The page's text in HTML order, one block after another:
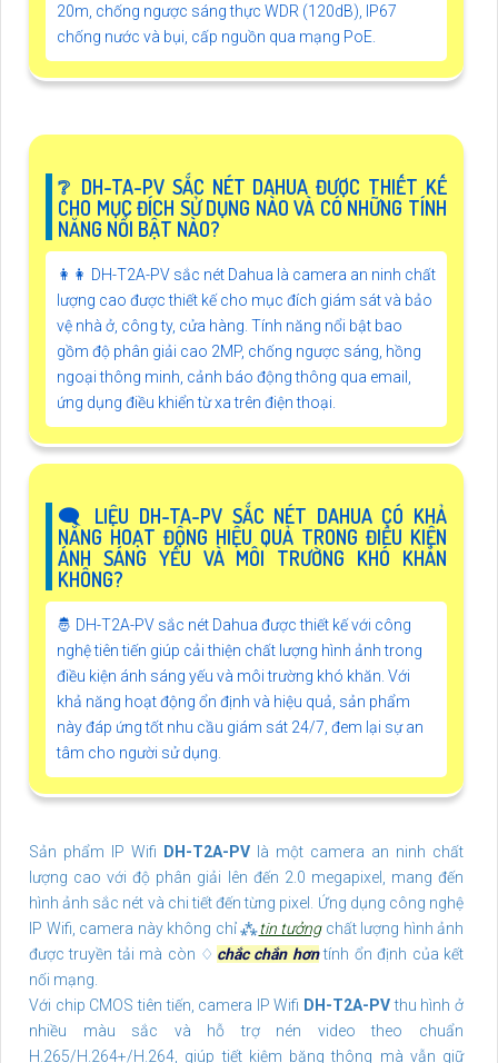
20m, chống ngược sáng thực WDR (120dB), IP67
chống nước và bụi, cấp nguồn qua mạng PoE.
❔ DH-TA-PV SẮC NÉT DAHUA ĐƯỢC THIẾT KẾ
CHO MỤC ĐÍCH SỬ DỤNG NÀO VÀ CÓ NHỮNG TÍNH
NĂNG NỔI BẬT NÀO?
️👩‍👩 DH-T2A-PV sắc nét Dahua là camera an ninh chất
lượng cao được thiết kế cho mục đích giám sát và bảo
vệ nhà ở, công ty, cửa hàng. Tính năng nổi bật bao
gồm độ phân giải cao 2MP, chống ngược sáng, hồng
ngoại thông minh, cảnh báo động thông qua email,
ứng dụng điều khiển từ xa trên điện thoại.
🗨️ LIỆU DH-TA-PV SẮC NÉT DAHUA CÓ KHẢ
NĂNG HOẠT ĐỘNG HIỆU QUẢ TRONG ĐIỀU KIỆN
ÁNH SÁNG YẾU VÀ MÔI TRƯỜNG KHÓ KHĂN
KHÔNG?
🤴 DH-T2A-PV sắc nét Dahua được thiết kế với công
nghệ tiên tiến giúp cải thiện chất lượng hình ảnh trong
điều kiện ánh sáng yếu và môi trường khó khăn. Với
khả năng hoạt động ổn định và hiệu quả, sản phẩm
này đáp ứng tốt nhu cầu giám sát 24/7, đem lại sự an
tâm cho người sử dụng.
Sản phẩm IP Wifi DH-T2A-PV
là một camera an ninh chất
lượng cao với độ phân giải lên đến 2.0 megapixel, mang đến
hình ảnh sắc nét và chi tiết đến từng pixel. Ứng dụng công nghệ
IP Wifi, camera này không chỉ ⁂tin tưởngchất lượng hình ảnh
được truyền tải mà còn ♢ chắc chắn hơntính ổn định của kết
nối mạng.
Với chip CMOS tiên tiến, camera IP Wifi DH-T2A-PVthu hình ở
nhiều màu sắc và hỗ trợ nén video theo chuẩn
H.265/H.264+/H.264, giúp tiết kiệm băng thông mà vẫn giữ